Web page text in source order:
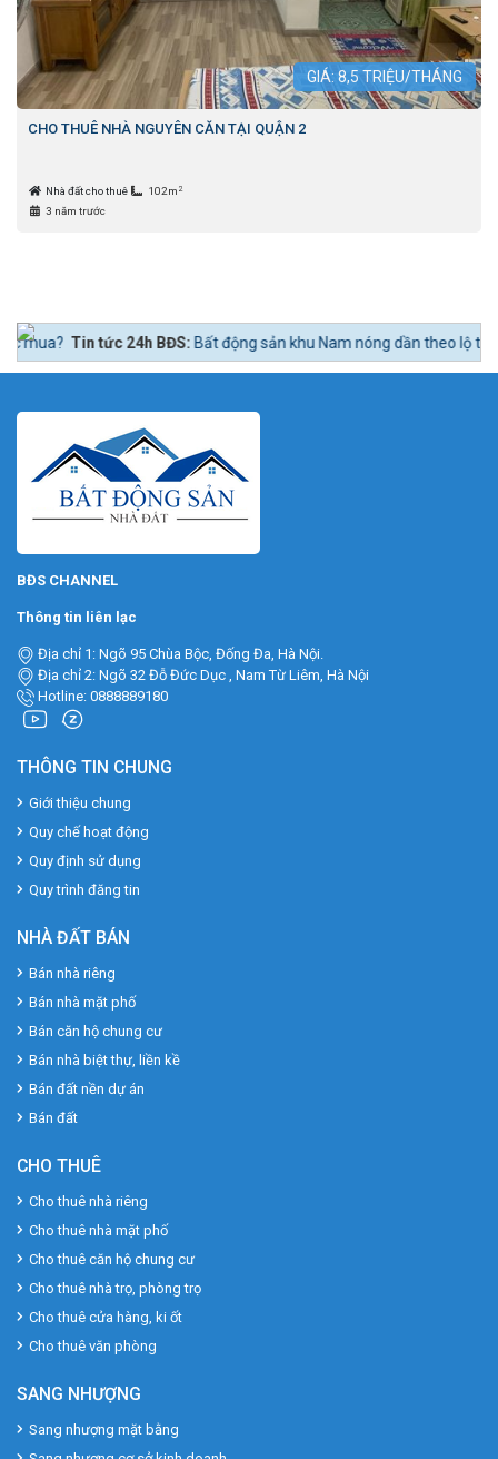
GIÁ: 8,5 TRIỆU/THÁNG
CHO THUÊ NHÀ NGUYÊN CĂN TẠI QUẬN 2
Nhà đất cho thuê 102m 2
3 năm trước
BĐS: Bất động sản khu Nam nóng dần theo lộ trình lên quận Nhà
BĐS CHANNEL
Thông tin liên lạc
Địa chỉ 1: Ngõ 95 Chùa Bộc, Đống Đa, Hà Nội.
Địa chỉ 2: Ngõ 32 Đỗ Đức Dục , Nam Từ Liêm, Hà Nội
Hotline: 0888889180
THÔNG TIN CHUNG
Giới thiệu chung
Quy chế hoạt động
Quy định sử dụng
Quy trình đăng tin
NHÀ ĐẤT BÁN
Bán nhà riêng
Bán nhà mặt phố
Bán căn hộ chung cư
Bán nhà biệt thự, liền kề
Bán đất nền dự án
Bán đất
CHO THUÊ
Cho thuê nhà riêng
Cho thuê nhà mặt phố
Cho thuê căn hộ chung cư
Cho thuê nhà trọ, phòng trọ
Cho thuê cửa hàng, ki ốt
Cho thuê văn phòng
SANG NHƯỢNG
Sang nhượng mặt bằng